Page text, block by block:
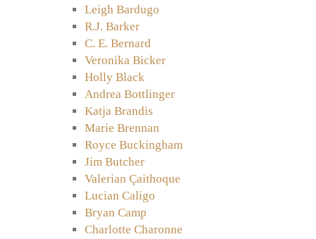
Leigh Bardugo
R.J. Barker
C. E. Bernard
Veronika Bicker
Holly Black
Andrea Bottlinger
Katja Brandis
Marie Brennan
Royce Buckingham
Jim Butcher
Valerian Çaithoque
Lucian Caligo
Bryan Camp
Charlotte Charonne